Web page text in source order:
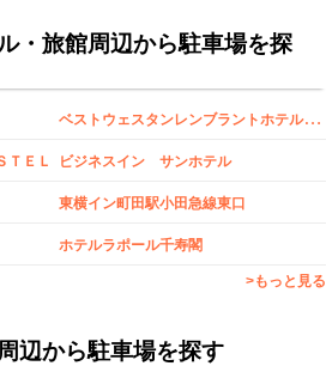
・旅館周辺から駐車場を探
ベ
ストウェスタンレンブラントホテル東京町田
ＴＥＬ ビジネスイン サンホテル
東横イン町田駅小田急線東口
ホテルラポール千寿閣
>もっと見る
辺から駐車場を探す